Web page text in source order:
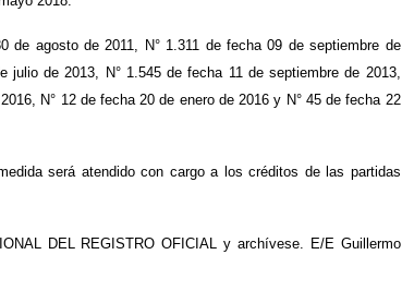
de agosto de 2011, N° 1.311 de fecha 09 de septiembre de
de 2013, N° 1.545 de fecha 11 de septiembre de 2013,
N° 12 de fecha 20 de enero de 2016 y N° 45 de fecha 22
será atendido con cargo a los créditos de las partidas
DEL REGISTRO OFICIAL y archívese. E/E Guillermo